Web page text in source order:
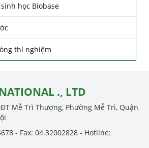
học Biobase
thí nghiệm
., LTD
Mễ Trì Thượng, Phường Mễ Trì, Quận
- Fax: 04.32002828 - Hotline: